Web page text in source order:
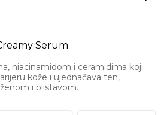
Serum
niacinamidom i ceramidima koji
kože i ujednačava ten,
i blistavom.